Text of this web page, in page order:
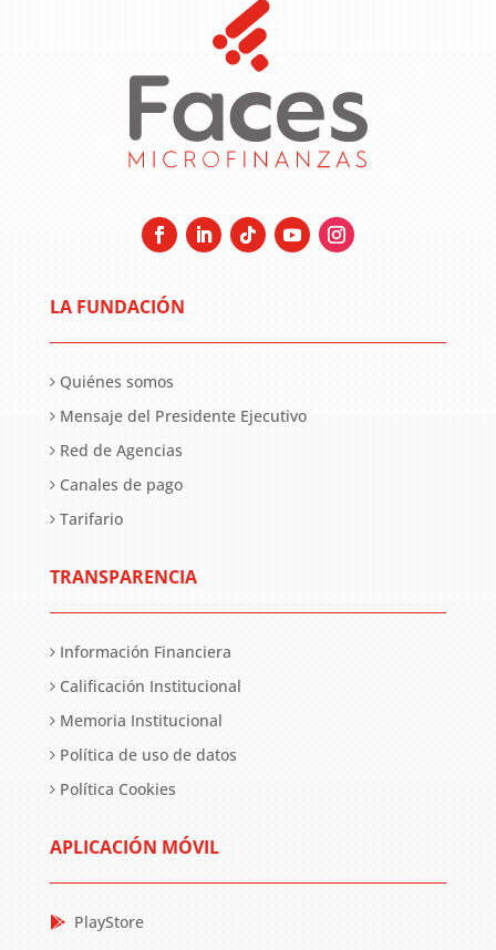
LA FUNDACIÓN
Quiénes somos
Mensaje del Presidente Ejecutivo
Red de Agencias
Canales de pago
Tarifario
TRANSPARENCIA
Información Financiera
Calificación Institucional
Memoria Institucional
Política de uso de datos
Política Cookies
APLICACIÓN MÓVIL
PlayStore